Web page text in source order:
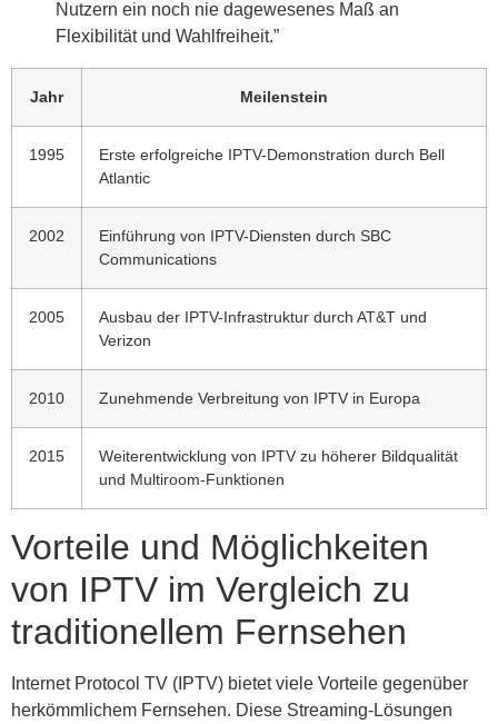
Nutzern ein noch nie dagewesenes Maß an
Flexibilität und Wahlfreiheit.”
Jahr Meilenstein
1995
Erste erfolgreiche IPTV-Demonstration durch Bell
Atlantic
2002
Einführung von IPTV-Diensten durch SBC
Communications
2005
Ausbau der IPTV-Infrastruktur durch AT&T und
Verizon
2010 Zunehmende Verbreitung von IPTV in Europa
2015
Weiterentwicklung von IPTV zu höherer Bildqualität
und Multiroom-Funktionen
Vorteile und Möglichkeiten
von IPTV im Vergleich zu
traditionellem Fernsehen
Internet Protocol TV (IPTV) bietet viele Vorteile gegenüber
herkömmlichem Fernsehen. Diese Streaming-Lösungen